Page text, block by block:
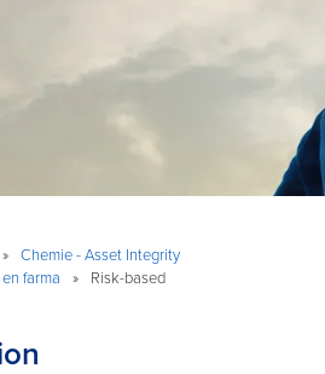
»
Chemie - Asset Integrity
farma
»
Risk-based